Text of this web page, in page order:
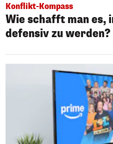
Konflikt-Kompass
Wie schafft man es,
defensiv zu werden?